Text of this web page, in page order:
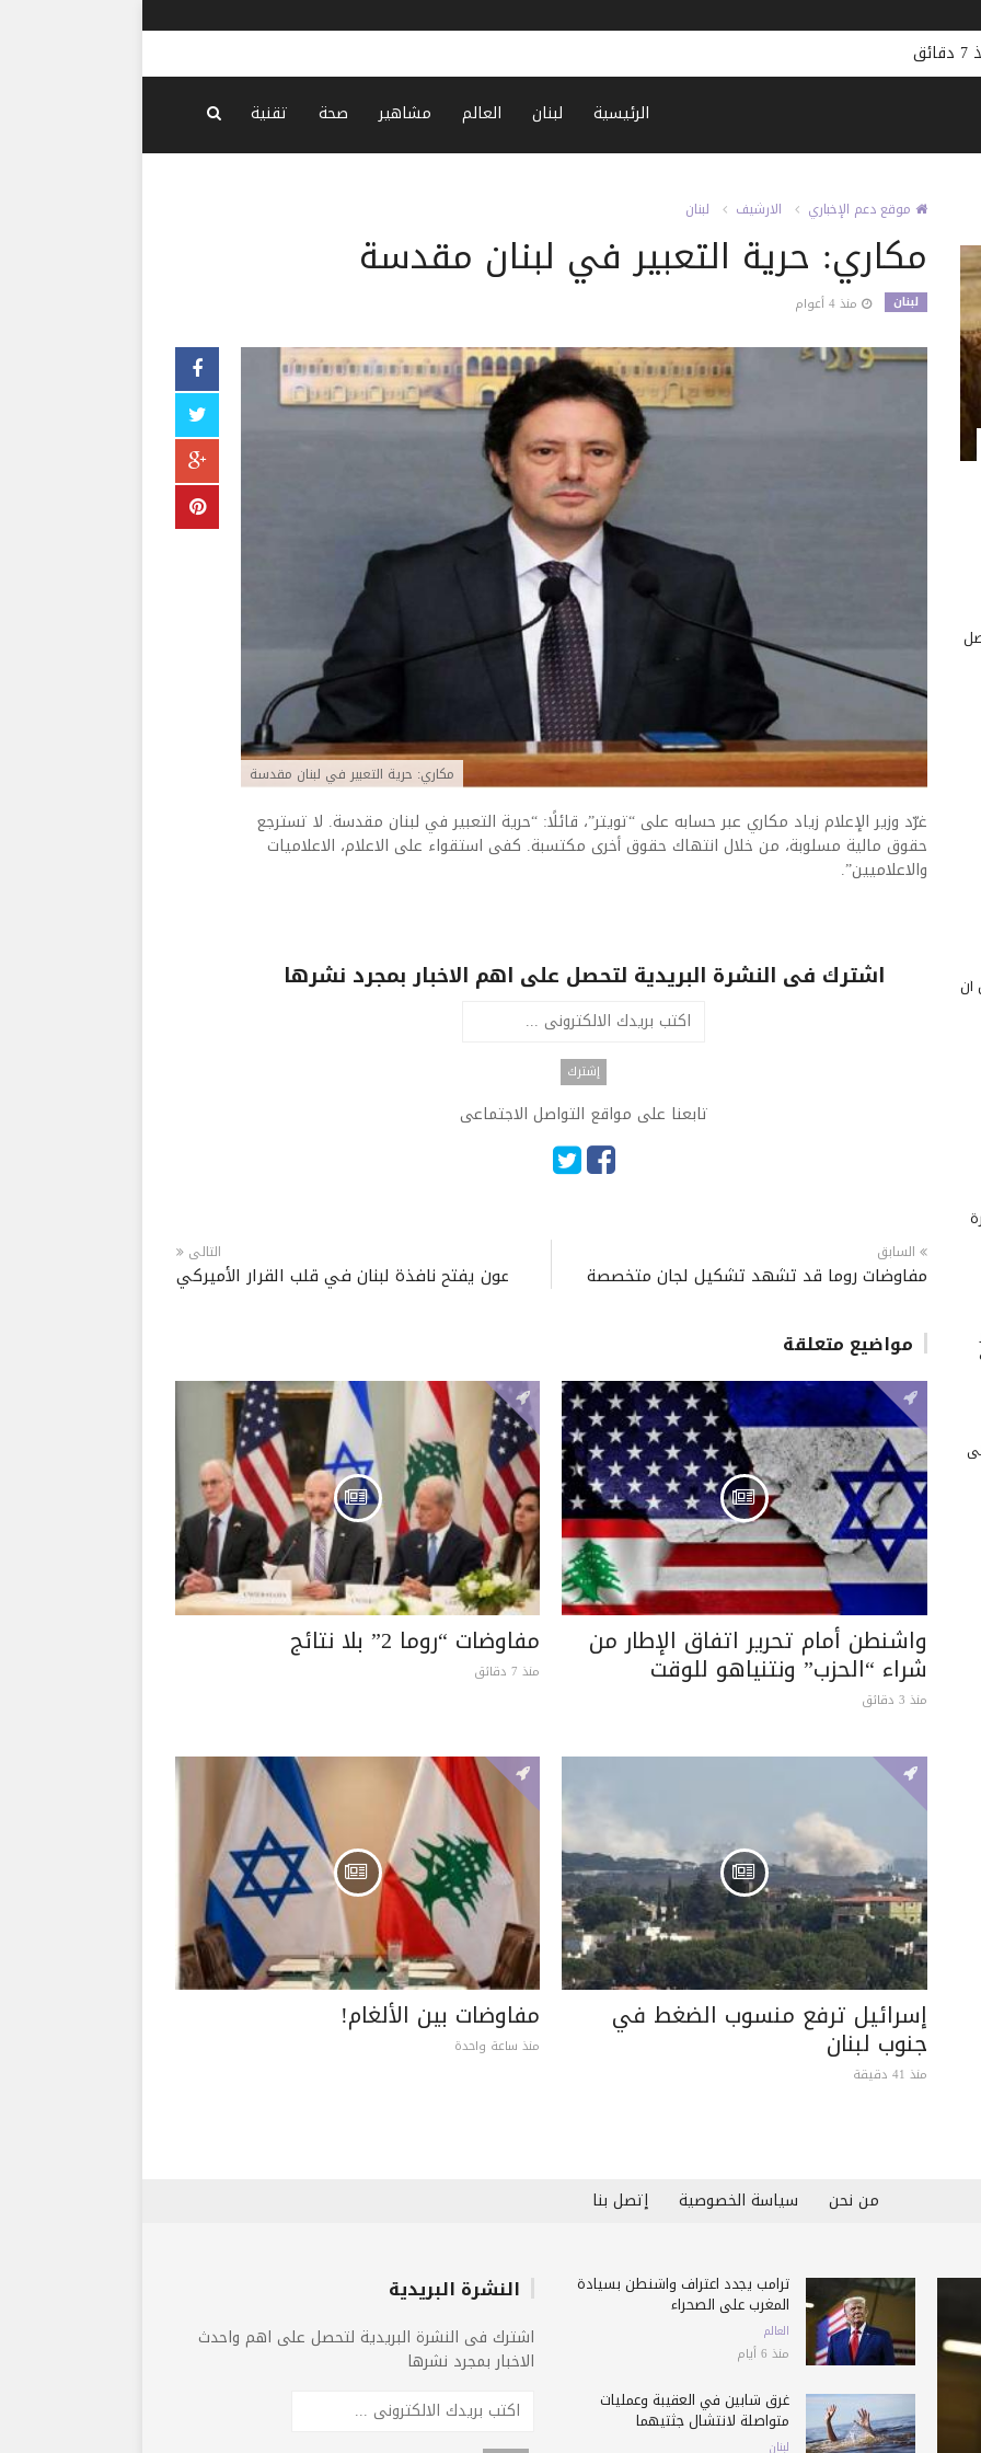
الرئيسية لبنان العالم مشاهير صحة تقنية
موقع دعم الإخباري الارشيف لبنان
مكاري: حرية التعبير في لبنان مقدسة
لبنان منذ 4 أعوام
مكاري: حرية التعبير في لبنان مقدسة
غرّد وزير الإعلام زياد مكاري عبر حسابه على “تويتر”، قائلًا: “حرية التعبير في لبنان مقدسة. لا تسترجع
حقوق مالية مسلوبة، من خلال انتهاك حقوق أخرى مكتسبة. كفى استقواء على الاعلام، الاعلاميات
والاعلاميين”.
اشترك فى النشرة البريدية لتحصل على اهم الاخبار بمجرد نشرها
تابعنا على مواقع التواصل الاجتماعى
السابق
مفاوضات روما قد تشهد تشكيل لجان متخصصة
التالى
عون يفتح نافذة لبنان في قلب القرار الأميركي
مواضيع متعلقة
واشنطن أمام تحرير اتفاق الإطار من
شراء “الحزب” ونتنياهو للوقت
منذ 3 دقائق
مفاوضات “روما 2” بلا نتائج
منذ 7 دقائق
إسرائيل ترفع منسوب الضغط في
جنوب لبنان
منذ 41 دقيقة
مفاوضات بين الألغام!
منذ ساعة واحدة
أن
من نحن سياسة الخصوصية إتصل بنا
ترامب يجدد اعتراف واشنطن بسيادة
المغرب على الصحراء
العالم
منذ 6 أيام
غرق شابين في العقيبة وعمليات
متواصلة لانتشال جثتيهما
لبنان
النشرة البريدية
اشترك فى النشرة البريدية لتحصل على اهم واحدث
الاخبار بمجرد نشرها